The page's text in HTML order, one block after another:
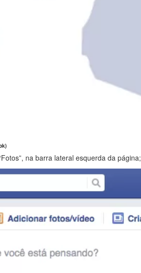
na barra lateral esquerda da página;